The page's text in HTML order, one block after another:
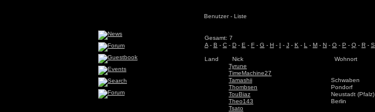
Benutzer - Liste
Gesamt: 7
A - B - C - D - E - F - G - H - I - J - K - L - M - N - O - P - Q - R - S
Land Nick Wohnort
Tyrune
TimeMachine27
Tamashii
Schwaben
Thombsen
Pondorf
TouBiaz
Neustadt (Pfalz)
Theo143
Berlin
Tsato